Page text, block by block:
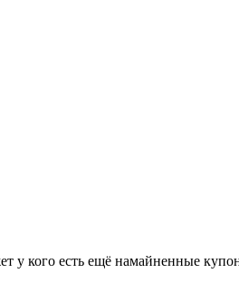
кого есть ещё намайненные